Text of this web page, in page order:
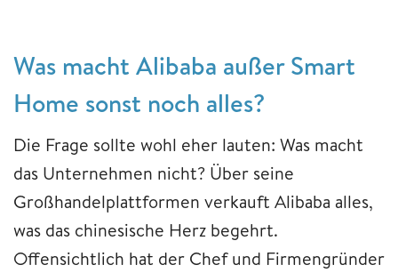
Was macht Alibaba außer Smart
Home sonst noch alles?
Die Frage sollte wohl eher lauten: Was macht
das Unternehmen nicht? Über seine
Großhandelplattformen verkauft Alibaba alles,
was das chinesische Herz begehrt.
Offensichtlich hat der Chef und Firmengründer